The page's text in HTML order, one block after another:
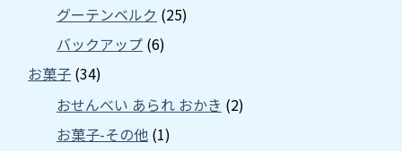
グーテンベルク (25)
バックアップ (6)
お菓子 (34)
おせんべい あられ おかき (2)
お菓子-その他 (1)